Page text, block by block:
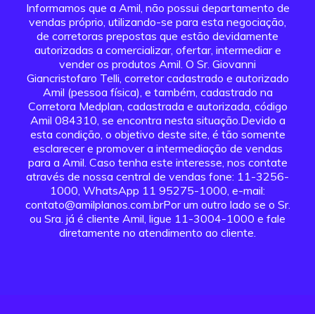
Informamos que a Amil, não possui departamento de
vendas próprio, utilizando-se para esta negociação,
de corretoras prepostas que estão devidamente
autorizadas a comercializar, ofertar, intermediar e
vender os produtos Amil. O Sr. Giovanni
Giancristofaro Telli, corretor cadastrado e autorizado
Amil (pessoa física), e também, cadastrado na
Corretora Medplan, cadastrada e autorizada, código
Amil 084310, se encontra nesta situação.Devido a
esta condição, o objetivo deste site, é tão somente
esclarecer e promover a intermediação de vendas
para a Amil. Caso tenha este interesse, nos contate
através de nossa central de vendas fone: 11-3256-
1000, WhatsApp 11 95275-1000, e-mail:
contato@amilplanos.com.brPor um outro lado se o Sr.
ou Sra. já é cliente Amil, ligue 11-3004-1000 e fale
diretamente no atendimento ao cliente.